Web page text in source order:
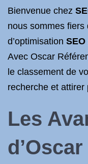
Bienvenue chez
nous sommes fiers
d’optimisation SEO
Avec Oscar
le classement de
recherche et attirer
Les
d’Oscar